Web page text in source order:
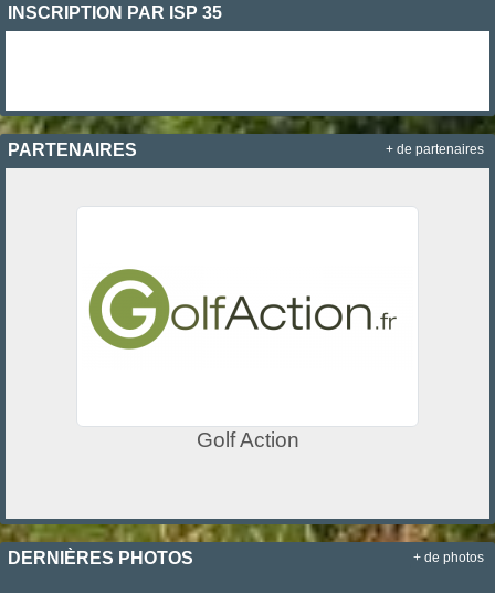
INSCRIPTION PAR ISP 35
PARTENAIRES
Golf Action
+ de partenaires
DERNIÈRES PHOTOS + de photos